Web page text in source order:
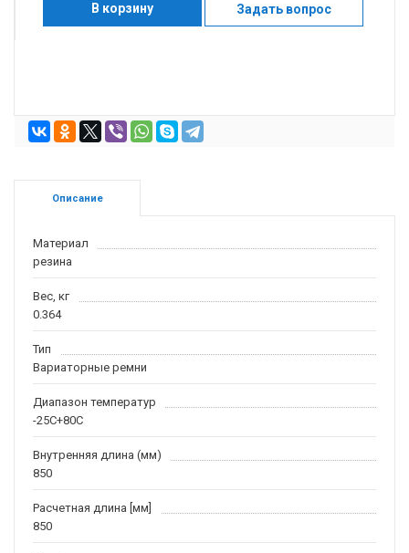
В корзину Задать вопрос
Описание
Материал
резина
Вес, кг
0.364
Тип
Вариаторные ремни
Диапазон температур
-25С+80С
Внутренняя длина (мм)
850
Расчетная длина [мм]
850